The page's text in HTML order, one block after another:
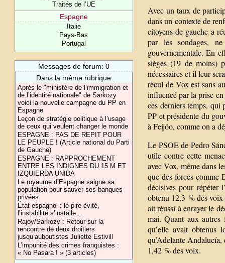
Traités de l’UE
Espagne
Italie
Pays-Bas
Portugal
Messages de forum: 0
Dans la même rubrique
Après le "ministère de l’immigration et
de l’identité nationale" de Sarkozy
voici la nouvelle campagne du PP en
Espagne
Leçon de stratégie politique à l’usage
de ceux qui veulent changer le monde
ESPAGNE : PAS DE REPIT POUR
LE PEUPLE ! (Article national du Parti
de Gauche)
ESPAGNE : RAPPROCHEMENT
ENTRE LES INDIGNES DU 15 M ET
IZQUIERDA UNIDA
Le royaume d’Espagne saigne sa
population pour sauver ses banques
privées
État espagnol : le pire évité,
l’instabilité s’installe…
Rajoy/Sarkozy : Retour sur la
rencontre de deux droitiers
jusqu’auboutistes Juliette Estivill
L’impunité des crimes franquistes :
« No Pasara ! » (3 articles)
Avec un taux de
dans un contexte de
citoyens de gauche a
par les sondages,
gouvernementale. En
sièges (19 de moins)
nécessaires et il leur
recul de Vox est sans
influencé par la prise
ces derniers temps, qui
PP et présidente du
à Feijóo, comme on a
Le PSOE de Pedro
utile contre cette
avec Vox, même dans
que des forces
décisives pour répéter
obtenu 12,3 % des
ait réussi à enrayer le
mai. Quant aux autres
qu’elle avait obtenus
qu’Adelante Andalucía,
1,42 % des voix.